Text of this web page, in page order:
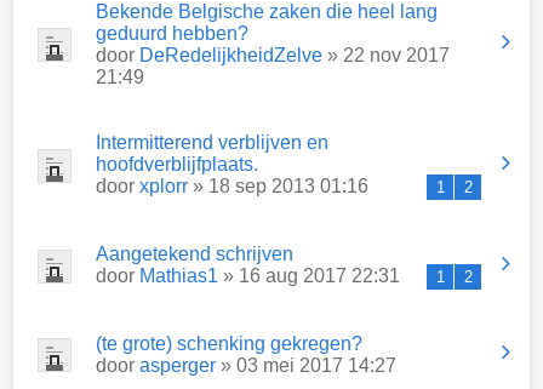
Bekende Belgische zaken die heel lang
geduurd hebben?
door DeRedelijkheidZelve » 22 nov 2017
21:49
Intermitterend verblijven en
hoofdverblijfplaats.
door xplorr » 18 sep 2013 01:16 1 2
Aangetekend schrijven
door Mathias1 » 16 aug 2017 22:31 1 2
(te grote) schenking gekregen?
door asperger » 03 mei 2017 14:27